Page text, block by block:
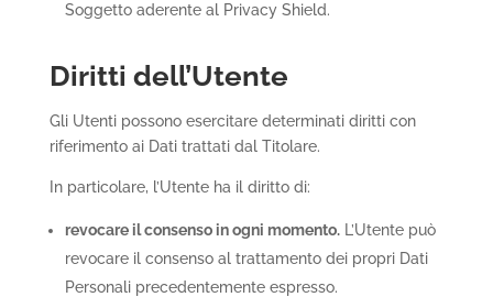
Soggetto aderente al Privacy Shield.
Diritti dell’Utente
Gli Utenti possono esercitare determinati diritti con
riferimento ai Dati trattati dal Titolare.
In particolare, l’Utente ha il diritto di:
revocare il consenso in ogni momento.L’Utente può
revocare il consenso al trattamento dei propri Dati
Personali precedentemente espresso.